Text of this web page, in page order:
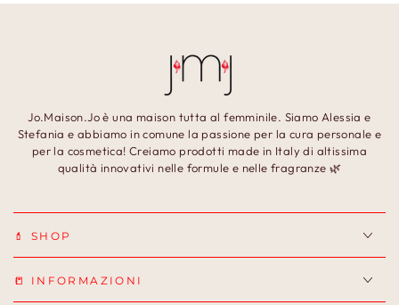
Jo.Maison.Jo è una maison tutta al femminile. Siamo Alessia e
Stefania e abbiamo in comune la passione per la cura personale e
per la cosmetica! Creiamo prodotti made in Italy di altissima
qualità innovativi nelle formule e nelle fragranze 🌿
💄 SHOP
📒 INFORMAZIONI